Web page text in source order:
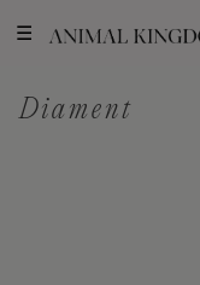
☰
Diament